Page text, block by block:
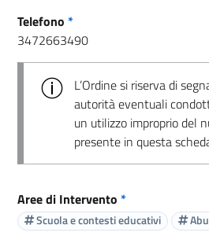
Telefono *
3472663490
L’Ordine si riserva di
autorità eventuali
un utilizzo improprio del
presente in questa
Aree di Intervento *
Scuola e contesti educativi